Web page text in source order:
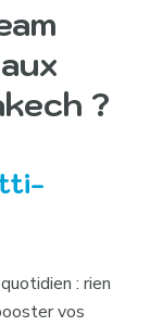
?
: rien
vos